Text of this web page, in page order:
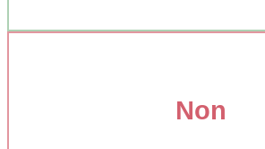
Non